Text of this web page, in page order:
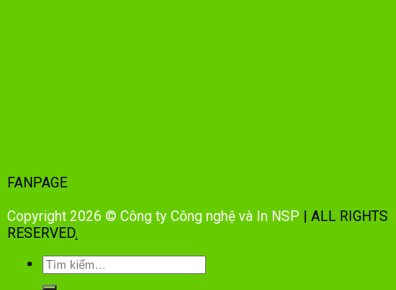
FANPAGE
Copyright 2026 © Công ty Công nghệ và In NSP | ALL RIGHTS
RESERVED.